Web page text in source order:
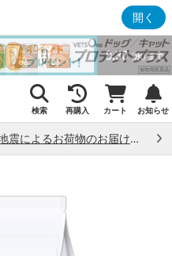
開く
検索 再購入 カート お知らせ
熊本県熊本地方で発生した地震によるお荷物のお届け状況について （7/28）